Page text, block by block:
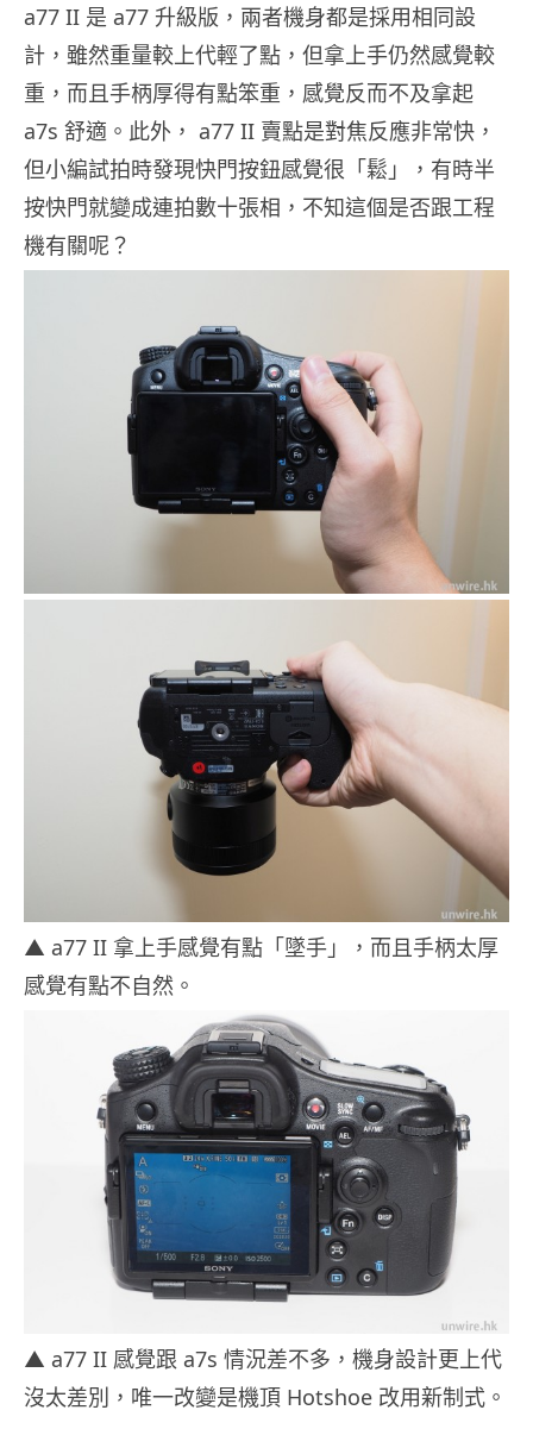
a77 II 是 a77 升級版，兩者機身都是採用相同設
計，雖然重量較上代輕了點，但拿上手仍然感覺較
重，而且手柄厚得有點笨重，感覺反而不及拿起
a7s 舒適。此外， a77 II 賣點是對焦反應非常快，
但小編試拍時發現快門按鈕感覺很「鬆」，有時半
按快門就變成連拍數十張相，不知這個是否跟工程
機有關呢？
▲ a77 II 拿上手感覺有點「墜手」，而且手柄太厚
感覺有點不自然。
▲ a77 II 感覺跟 a7s 情況差不多，機身設計更上代
沒太差別，唯一改變是機頂 Hotshoe 改用新制式。